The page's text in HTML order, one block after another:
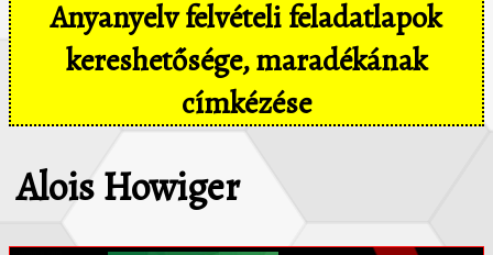
Anyanyelv felvételi feladatlapok
kereshetősége, maradékának
címkézése
Alois Howiger